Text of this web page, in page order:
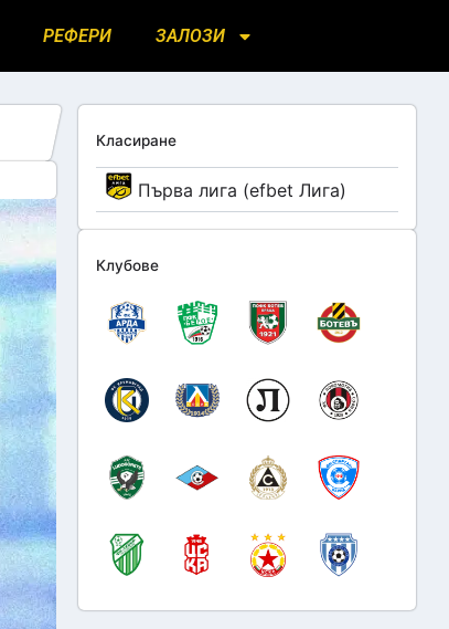
РЕФЕРИ ЗАЛОЗИ
Класиране
Първа лига (efbet Лига)
Клубове